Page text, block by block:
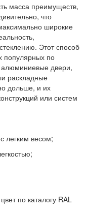
масса преимуществ,
что
широкие
Этот способ
популярных по
двери,
раскладные
дольше, и их
или систем
легким весом;
по каталогу RAL